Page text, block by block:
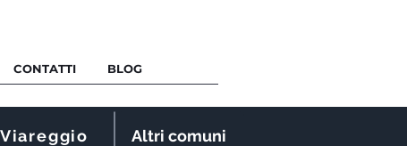
CONTATTI BLOG
Viareggio Altri comuni